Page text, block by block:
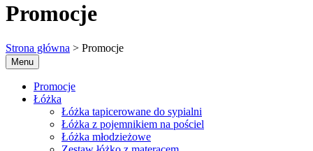
Promocje
Strona główna > Promocje
Menu
Promocje
Łóżka
Łóżka tapicerowane do sypialni
Łóżka z pojemnikiem na pościel
Łóżka młodzieżowe